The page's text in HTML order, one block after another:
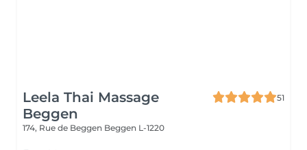
Leela Thai Massage
Beggen
51
174, Rue de Beggen Beggen L-1220